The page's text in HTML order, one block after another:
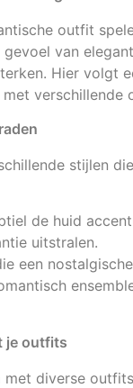
outfit
van
Hier volgt
verschillende
stijlen
de huid
uitstralen.
een
je outfits
met diverse